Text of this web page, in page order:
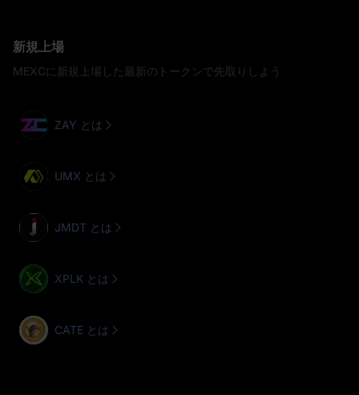
新規上場
MEXCに新規上場した最新のトークンで先取りしよう
ZAY とは
UMX とは
JMDT とは
XPLK とは
CATE とは